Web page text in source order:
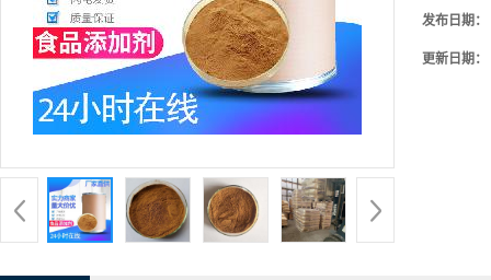
发布日期：
更新日期：